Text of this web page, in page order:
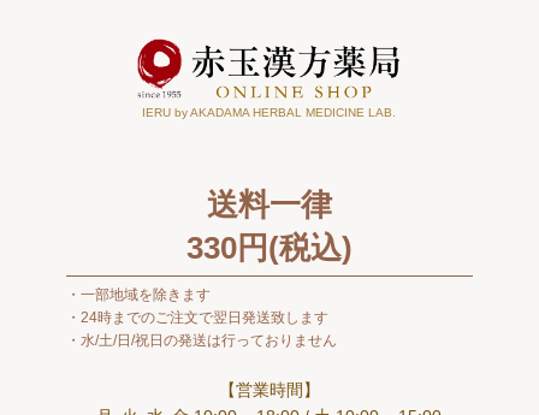
IERU by AKADAMA HERBAL MEDICINE LAB.
送料一律
330円(税込)
一部地域を除きます
24時までのご注文で翌日発送致します
水/土/日/祝日の発送は行っておりません
【営業時間】